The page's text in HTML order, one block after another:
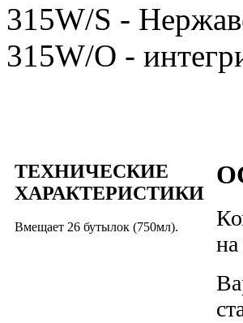
315W/S -
315W/O -
ТЕХНИЧЕСКИЕ
ХАРАКТЕРИСТИКИ
Вмещает 26 бутылок (750мл).